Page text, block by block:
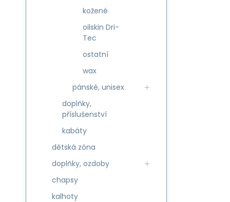
kožené
oilskin Dri-
Tec
ostatní
wax
pánské, unisex
doplňky,
příslušenství
kabáty
dětská zóna
doplňky, ozdoby
chapsy
kalhoty